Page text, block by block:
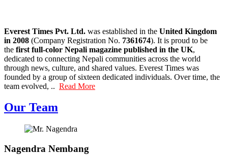
Everest Times Pvt. Ltd. was established in the United Kingdom
in 2008 (Company Registration No. 7361674). It is proud to be
the first full-color Nepali magazine published in the UK,
dedicated to connecting Nepali communities across the world
through news, culture, and shared values. Everest Times was
founded by a group of sixteen dedicated individuals. Over time, the
team evolved, .. Read More
Our Team
Nagendra Nembang